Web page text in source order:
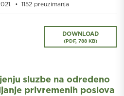
1152 preuzimanja
DOWNLOAD
(PDF, 788 KB)
sluzbe na odredeno
privremenih poslova